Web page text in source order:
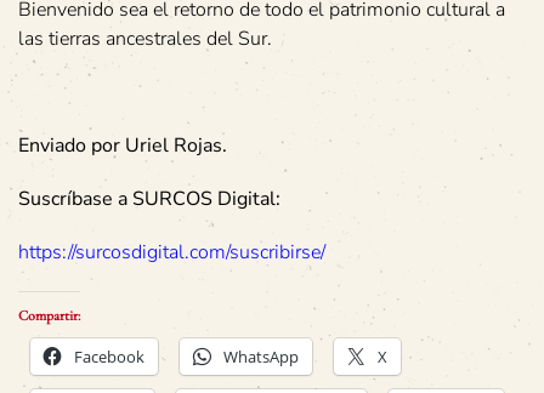
Bienvenido sea el retorno de todo el patrimonio cultural a
las tierras ancestrales del Sur.
Enviado por Uriel Rojas.
Suscríbase a SURCOS Digital:
https://surcosdigital.com/suscribirse/
Compartir:
Facebook WhatsApp X